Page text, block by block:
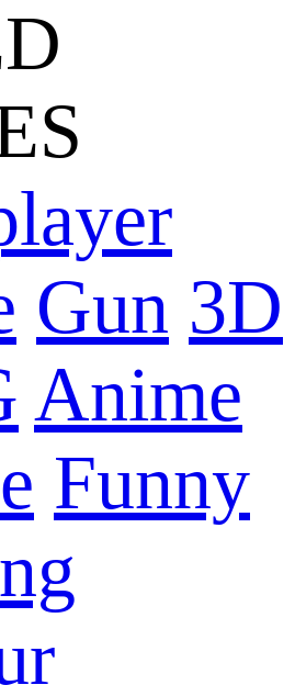
Gun 3D
Anime
Funny